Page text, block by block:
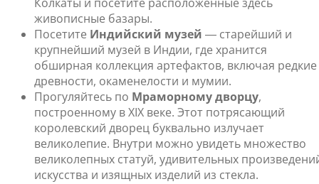
Колкаты и посетите расположенные здесь
живописные базары.
Посетите Индийский музей ― старейший и
крупнейший музей в Индии, где хранится
обширная коллекция артефактов, включая редкие
древности, окаменелости и мумии.
Прогуляйтесь по Мраморному дворцу,
построенному в XIX веке. Этот потрясающий
королевский дворец буквально излучает
великолепие. Внутри можно увидеть множество
великолепных статуй, удивительных
искусства и изящных изделий из стекла.